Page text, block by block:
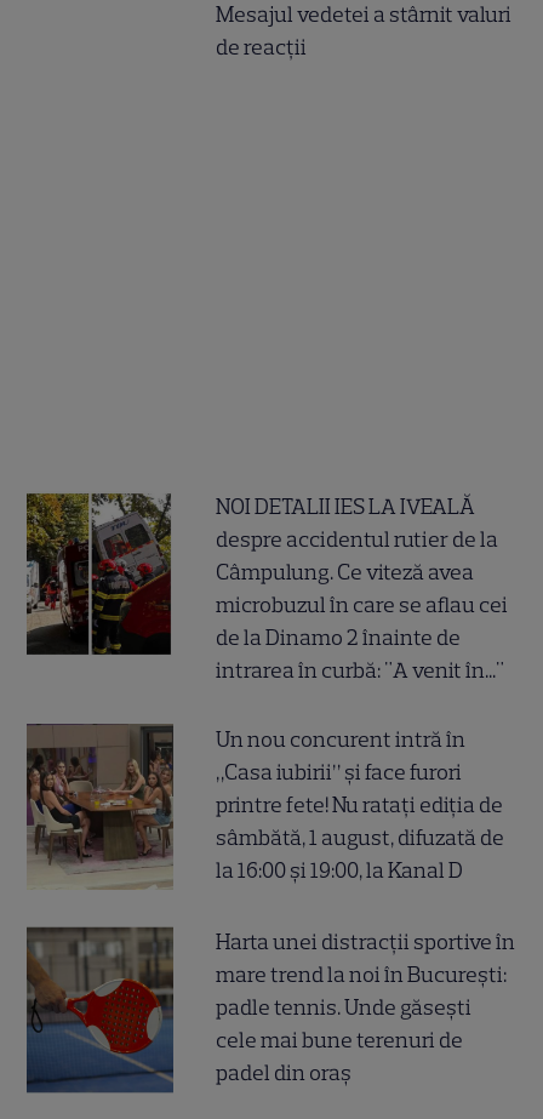
Mesajul vedetei a stârnit valuri
de reacții
NOI DETALII IES LA IVEALĂ
despre accidentul rutier de la
Câmpulung. Ce viteză avea
microbuzul în care se aflau cei
de la Dinamo 2 înainte de
intrarea în curbă: "A venit în..."
Un nou concurent intră în
„Casa iubirii” și face furori
printre fete! Nu ratați ediția de
sâmbătă, 1 august, difuzată de
la 16:00 și 19:00, la Kanal D
Harta unei distracții sportive în
mare trend la noi în București:
padle tennis. Unde găsești
cele mai bune terenuri de
padel din oraș